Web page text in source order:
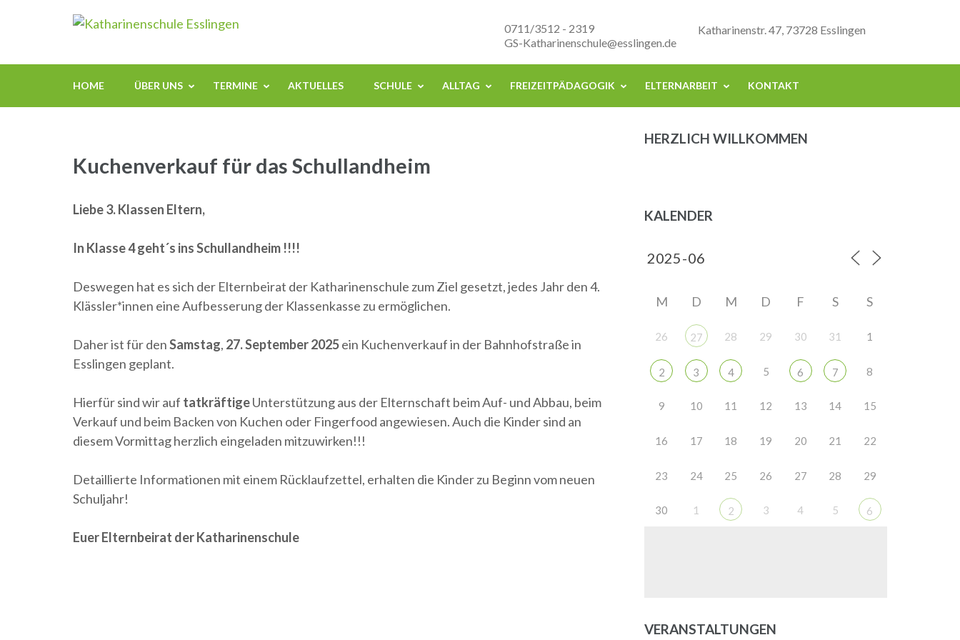
(Enter
Katharinenstr. 47, 73728 Esslingen
0711/3512 - 2319
GS-Katharinenschule@esslingen.de
HOME ÜBER UNS TERMINE AKTUELLES SCHULE ALLTAG FREIZEITPÄDAGOGIK ELTERNARBEIT KONTAKT
Kuchenverkauf für das Schullandheim
Liebe 3. Klassen Eltern,
In Klasse 4 geht´s ins Schullandheim !!!!
Deswegen hat es sich der Elternbeirat der Katharinenschule zum Ziel gesetzt, jedes Jahr den 4.
Klässler*innen eine Aufbesserung der Klassenkasse zu ermöglichen.
Daher ist für denSamstag, 27. September 2025ein Kuchenverkauf in der Bahnhofstraße in
Esslingen geplant.
Hierfür sind wir auf tatkräftigeUnterstützung aus der Elternschaft beim Auf- und Abbau, beim
Verkauf und beim Backen von Kuchen oder Fingerfood angewiesen. Auch die Kinder sind an
diesem Vormittag herzlich eingeladen mitzuwirken!!!
Detaillierte Informationen mit einem Rücklaufzettel, erhalten die Kinder zu Beginn vom neuen
Schuljahr!
Euer Elternbeirat der Katharinenschule
HERZLICH WILLKOMMEN
KALENDER
M D M D F S S
26 27 28 29 30 31 1
2 3 4 5 6 7 8
9 10 11 12 13 14 15
16 17 18 19 20 21 22
23 24 25 26 27 28 29
30 1 2 3 4 5 6
VERANSTALTUNGEN